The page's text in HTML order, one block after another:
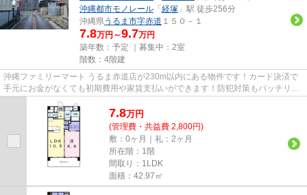
沖縄都市モノレール 「 経塚 」駅 徒歩256分
沖縄県うるま市字赤道 １５０－１
7.8万円～9.7万円
築年数：予定 ｜募集中： 2室
階数：4階建
沖縄ファミリーマート うるま赤道店が230m以内にある物件です！カード決済で
手元にお金がなくても初期費用や家賃支払いができます！防犯対策もバッチリな
マンションタイプの物件です！...
7.8万円
(管理費・共益費 2,800円)
敷：0ヶ月｜礼：2ヶ月
所在階：1階
間取り：1LDK
面積：42.97㎡